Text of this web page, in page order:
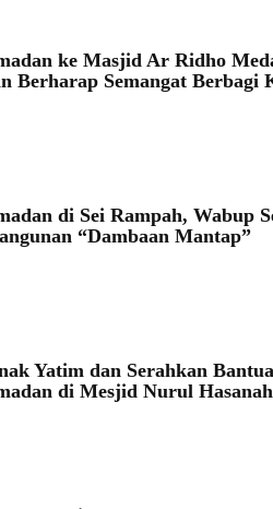
ke Masjid Ar Ridho
Berharap Semangat Berbagi
di Sei Rampah, Wabup
“Dambaan Mantap”
Yatim dan Serahkan
di Mesjid Nurul